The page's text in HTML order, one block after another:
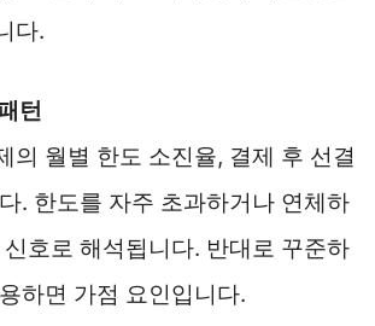
다.
턴
의 월별 한도 소진율, 결제 후 선결
. 한도를 자주 초과하거나 연체하
호로 해석됩니다. 반대로 꾸준하
하면 가점 요인입니다.